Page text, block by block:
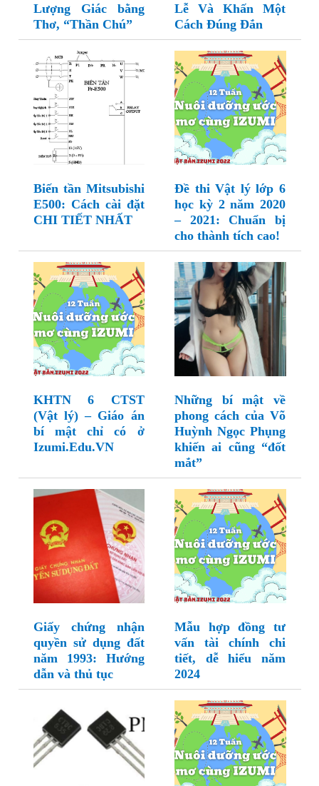
Lượng Giác bằng
Thơ, “Thần Chú”
Lễ Và Khấn Một
Cách Đúng Đắn
Biến tần Mitsubishi
E500: Cách cài đặt
CHI TIẾT NHẤT
Đề thi Vật lý lớp 6
học kỳ 2 năm 2020
– 2021: Chuẩn bị
cho thành tích cao!
KHTN 6 CTST
(Vật lý) – Giáo án
bí mật chỉ có ở
Izumi.Edu.VN
Những bí mật về
phong cách của Võ
Huỳnh Ngọc Phụng
khiến ai cũng “đốt
mắt”
Giấy chứng nhận
quyền sử dụng đất
năm 1993: Hướng
dẫn và thủ tục
Mẫu hợp đồng tư
vấn tài chính chi
tiết, dễ hiểu năm
2024